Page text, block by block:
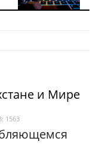
и Мире
1563